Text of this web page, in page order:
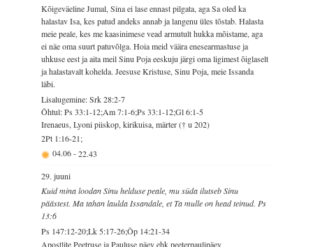
Kõigeväeline Jumal, Sina ei lase ennast pilgata, aga Sa oled ka
halastav Isa, kes patud andeks annab ja langenu üles tõstab. Halasta
meie peale, kes me kaasinimese vead armutult hukka mõistame, aga
ei näe oma suurt patuvõlga. Hoia meid väära enesearmastuse ja
uhkuse eest ja aita meil Sinu Poja eeskuju järgi oma ligimest õiglaselt
ja halastavalt kohelda. Jeesuse Kristuse, Sinu Poja, meie Issanda
läbi.
Lisalugemine: Srk 28:2-7
Õhtul: Ps 33:1-12;Am 7:1-6;Ps 33:1-12;Gl 6:1-5
Irenaeus, Lyoni piiskop, kirikuisa, märter († u 202)
2Pt 1:16-21;
04.06-22.43
29. juuni
Kuid mina loodan Sinu helduse peale, mu süda ilutseb Sinu
päästest. Ma tahan laulda Issandale, et Ta mulle on head teinud. Ps
13:6
Ps 147:12-20;Lk 5:17-26;Õp 14:21-34
Apostlite Peetruse ja Pauluse päev ehk peeterpaulipäev